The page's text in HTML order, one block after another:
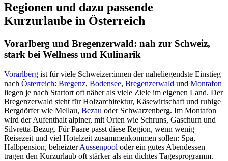
Regionen und dazu passende
Kurzurlaube in Österreich
Vorarlberg und Bregenzerwald: nah zur Schweiz,
stark bei Wellness und Kulinarik
Vorarlberg ist für viele Schweizer:innen der naheliegendste Einstieg
nach Österreich: Bregenz, Bodensee, Bregenzerwald und Montafon
liegen je nach Startort oft näher als viele Ziele im eigenen Land. Der
Bregenzerwald steht für Holzarchitektur, Käsewirtschaft und ruhige
Bergdörfer wie Mellau, Bezau oder Schwarzenberg. Im Montafon
wird der Aufenthalt alpiner, mit Orten wie Schruns, Gaschurn und
Silvretta-Bezug. Für Paare passt diese Region, wenn wenig
Reisezeit und viel Hotelzeit zusammenkommen sollen: Spa,
Halbpension, beheizterAussenpool oder ein gutes Abendessen
tragen den Kurzurlaub oft stärker als ein dichtes Tagesprogramm.